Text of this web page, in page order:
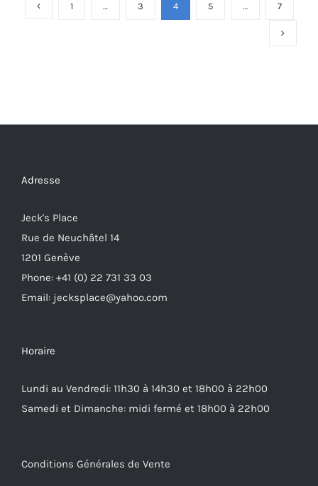
1 … 3 4 5 … 7
Adresse
Jeck's Place
Rue de Neuchâtel 14
1201 Genève
Phone: +41 (0) 22 731 33 03
Email: jecksplace@yahoo.com
Horaire
Lundi au Vendredi: 11h30 à 14h30 et 18h00 à 22h00
Samedi et Dimanche: midi fermé et 18h00 à 22h00
Conditions Générales de Vente